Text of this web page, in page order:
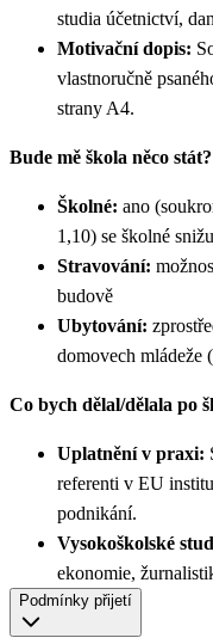
studia účetnictví,
Motivační dopis:
vlastnoručně
strany A4.
Bude mě škola něco
Školné: ano
1,10) se školné
Stravování:
budově
Ubytování:
domovech mládeže
Co bych dělal/dělala po
Uplatnění v praxi:
referenti v EU
podnikání.
Vysokoškolské
ekonomie,
Podmínky přijetí